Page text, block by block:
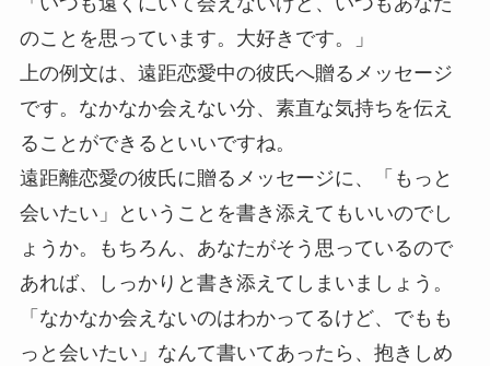
のことを思っています。大好きです。」
上の例文は、遠距恋愛中の彼氏へ贈るメッセージ
です。なかなか会えない分、素直な気持ちを伝え
ることができるといいですね。
遠距離恋愛の彼氏に贈るメッセージに、「もっと
会いたい」ということを書き添えてもいいのでし
ょうか。もちろん、あなたがそう思っているので
あれば、しっかりと書き添えてしまいましょう。
「なかなか会えないのはわかってるけど、でもも
っと会いたい」なんて書いてあったら、抱きしめ